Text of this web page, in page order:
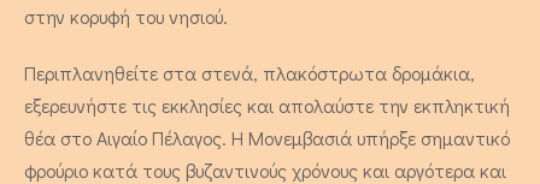
Στέβια - Διαμέρισμα Δύο
Υπνοδωματίων
στην κορυφή του νησιού.
Περιπλανηθείτε στα στενά, πλακόστρωτα δρομάκια,
εξερευνήστε τις εκκλησίες και απολαύστε την εκπληκτική
θέα στο Αιγαίο Πέλαγος. Η Μονεμβασιά υπήρξε σημαντικό
φρούριο κατά τους βυζαντινούς χρόνους και αργότερα και